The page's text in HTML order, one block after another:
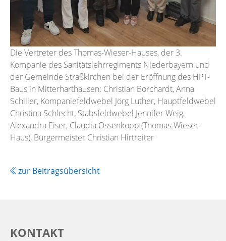
Die Vertreter des Thomas-Wieser-Hauses, der 3.
Kompanie des Sanitätslehrregiments Niederbayern und
der Gemeinde Straßkirchen bei der Eröffnung des HPT-
Baus in Mitterharthausen: Christian Borchardt, Anna
Schiller, Kompaniefeldwebel Jörg Luther, Hauptfeldwebel
Christina Schlecht, Stabsfeldwebel Jennifer Weig,
Alexandra Eiser, Claudia Ossenkopp (Thomas-Wieser-
Haus), Bürgermeister Christian Hirtreiter
zur Beitragsübersicht
KONTAKT